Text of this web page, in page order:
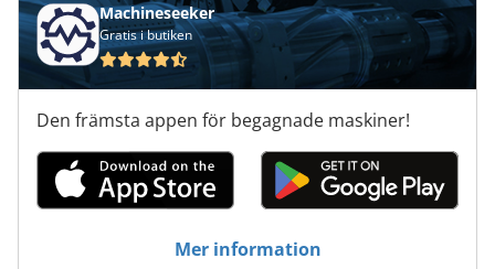
Machineseeker
Gratis i butiken
Den främsta appen för begagnade maskiner!
Mer information